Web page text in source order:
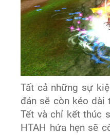
Tất cả những sự
đán sẽ còn kéo dài
Tết và chỉ kết thúc
HTAH hứa hẹn sẽ